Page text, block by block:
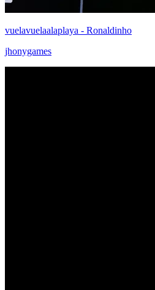
vuelavuelaalaplaya - Ronaldinho
jhonygames